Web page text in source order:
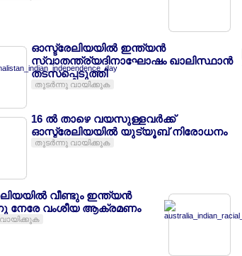
ഓസ്ട്രേലിയയില്‍ ഇന്ത്യന്‍
സ്വാതന്ത്ര്യദിനാഘോഷം ഖാലിസ്ഥാന്‍
തടസപ്പെടുത്തി
തുടര്‍ന്നു വായിക്കുക
16 ല്‍ താഴെ വയസുള്ളവര്‍ക്ക്
ഓസ്ട്രേലിയയില്‍ യുട്യൂബ് നിരോധനം
തുടര്‍ന്നു വായിക്കുക
വീണ്ടും ഇന്ത്യന്‍
നേരേ വംശീയ ആക്രമണം